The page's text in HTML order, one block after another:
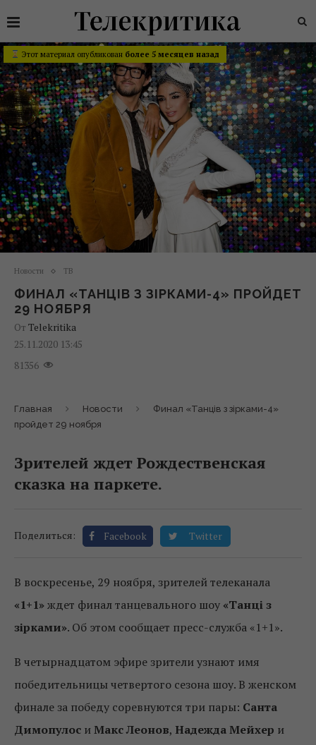
Этот материал опубликован более 5 месяцев назад
Новости ТВ
ФИНАЛ «ТАНЦІВ З ЗІРКАМИ-4» ПРОЙДЕТ
29 НОЯБРЯ
От Telekritika
25.11.2020 13:45
81356
Главная Новости
Финал «Танців з зірками-4»
пройдет 29 ноября
Зрителей ждет Рождественская
сказка на паркете.
Поделиться: Facebook Twitter
В воскресенье, 29 ноября, зрителей телеканала
«1+1»ждет финал танцевального шоу «Танці з
зірками». Об этом сообщает пресс-служба «1+1».
В четырнадцатом эфире зрители узнают имя
победительницы четвертого сезона шоу. В женском
финале за победу соревнуются три пары: Санта
Димопулос иМакс Леонов, Надежда Мейхер и